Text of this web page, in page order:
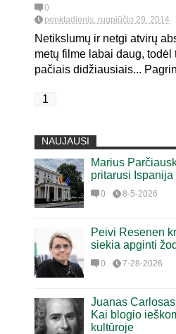
0
penktadienis, rugpjūčio 29, 2014
Netikslumų ir netgi atvirų
metų filme labai daug, todėl
pačiais didžiausiais...
1
NAUJAUSI
Marius
pritarusi
0 8-5-2026
Peivi Resenen
siekia apginti
0 7-28-2026
Juanas
Kai blogio
kultūroje